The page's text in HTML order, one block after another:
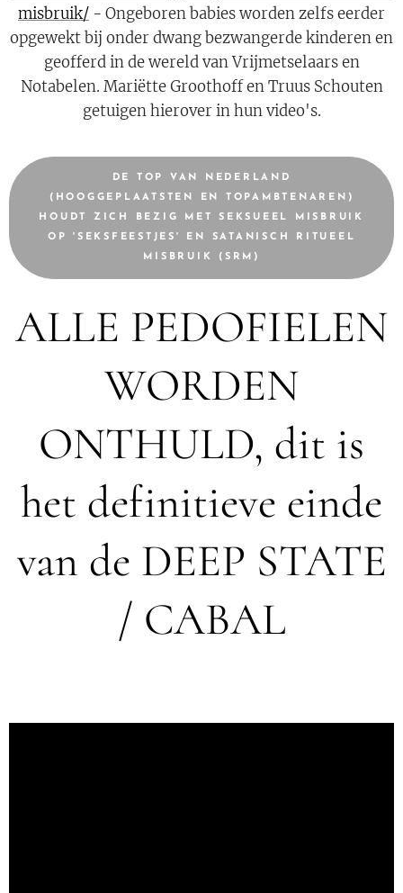
misbruik/ - Ongeboren babies worden zelfs eerder
opgewekt bij onder dwang bezwangerde kinderen en
geofferd in de wereld van Vrijmetselaars en
Notabelen. Mariëtte Groothoff en Truus Schouten
getuigen hierover in hun video's.
DE TOP VAN NEDERLAND
(HOOGGEPLAATSTEN EN TOPAMBTENAREN)
HOUDT ZICH BEZIG MET SEKSUEEL MISBRUIK
OP 'SEKSFEESTJES' EN SATANISCH RITUEEL
MISBRUIK (SRM)
ALLE PEDOFIELEN
WORDEN
ONTHULD, dit is
het definitieve einde
van de DEEP STATE
/ CABAL